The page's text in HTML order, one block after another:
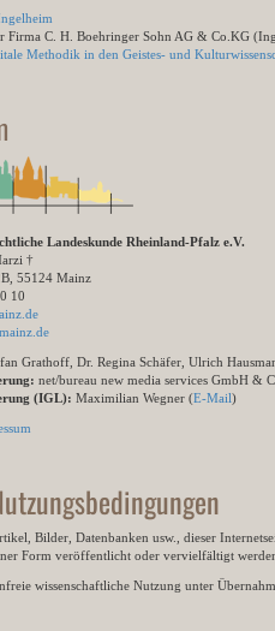
Firma C. H. Boehringer Sohn AG & Co.KG
Methodik in den Geistes- und
Landeskunde Rheinland-Pfalz e.V.
†
55124 Mainz
10
Grathoff, Dr. Regina Schäfer, Ulrich
net/bureau new media services GmbH &
(IGL): Maximilian Wegner (E-Mail)
Bilder, Datenbanken usw., dieser
Form veröffentlicht oder vervielfältigt
wissenschaftliche Nutzung unter